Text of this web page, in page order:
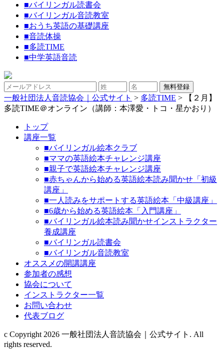
■バイリンガル読書会
■バイリンガル音読教室
■おうち英語の基礎講座
■音読体操
■多読TIME
■中学英語音読
一般社団法人音読協会｜公式サイト > 多読TIME >
【２月】
多読TIME＠オンライン（講師：本澤愛・トコ・星かおり）
トップ
講座一覧
■バイリンガル絵本クラブ
■ママの英語絵本チャレンジ講座
■親子で英語絵本チャレンジ講座
■赤ちゃんから始める英語絵本読み聞かせ「初級
講座」
■一人読みをサポートする英語絵本「中級講座」
■6歳から始める英語絵本「入門講座」
■バイリンガル絵本読み聞かせインストラクター
養成講座
■バイリンガル読書会
■バイリンガル音読教室
オススメの開講講座
参加者の感想
協会について
インストラクター一覧
お問い合わせ
代表ブログ
c Copyright 2026 一般社団法人音読協会｜公式サイト. All
rights reserved.